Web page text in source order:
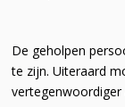
De geholpen
te zijn. Uiteraard